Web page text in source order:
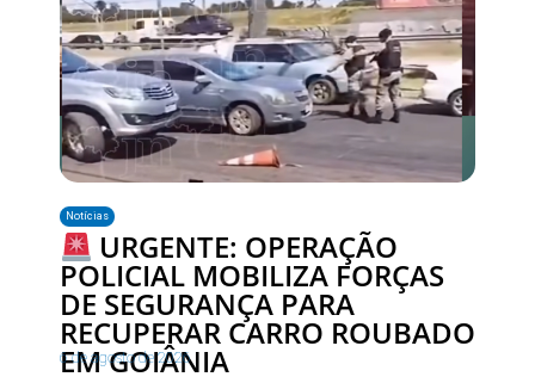
Notícias
URGENTE: OPERAÇÃO
POLICIAL MOBILIZA FORÇAS
DE SEGURANÇA PARA
RECUPERAR CARRO ROUBADO
EM GOIÂNIA
6 de agosto de 2026